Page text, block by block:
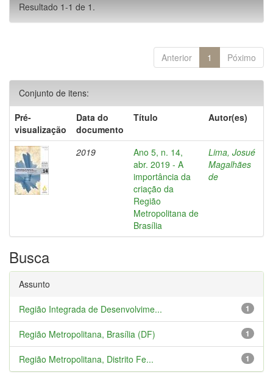
Resultado 1-1 de 1.
Anterior 1 Póximo
Conjunto de itens:
Pré-
visualização
Data do
documento
Título Autor(es)
2019
Ano 5, n. 14,
abr. 2019 - A
importância da
criação da
Região
Metropolitana de
Brasília
Lima, Josué
Magalhães
de
Busca
Assunto
1
Região Integrada de Desenvolvime...
1
Região Metropolitana, Brasília (DF)
1
Região Metropolitana, Distrito Fe...